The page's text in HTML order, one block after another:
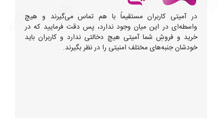
در آمیتی کاربران مستقیماً با هم تماس می‌گیرند و هیچ
واسطه‌ای در این میان وجود ندارد، پس دقت فرمایید که در
خرید و فروشِ شما آمیتی هیچ دخالتی ندارد و کاربران باید
خودشان جنبه‌های مختلف امنیتی را در نظر بگیرند.